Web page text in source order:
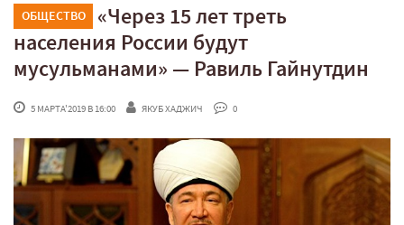
ОБЩЕСТВО
«Через 15 лет треть
населения России будут
мусульманами» — Равиль Гайнутдин
5 МАРТА'2019 В 16:00 ЯКУБ ХАДЖИЧ 0